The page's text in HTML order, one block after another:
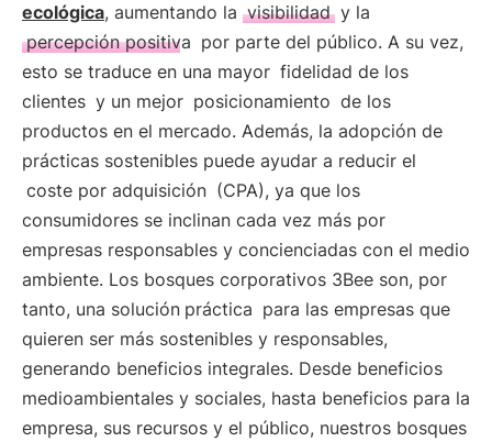
ecológica, aumentando la visibilidad y la
percepción positiva por parte del público. A su vez,
esto se traduce en una mayor fidelidad de los
clientes y un mejor posicionamiento de los
productos en el mercado. Además, la adopción de
prácticas sostenibles puede ayudar a reducir el
coste por adquisición (CPA), ya que los
consumidores se inclinan cada vez más por
empresas responsables y concienciadas con el medio
ambiente. Los bosques corporativos 3Bee son, por
tanto, una solución práctica para las empresas que
quieren ser más sostenibles y responsables,
generando beneficios integrales. Desde beneficios
medioambientales y sociales, hasta beneficios para la
empresa, sus recursos y el público, nuestros bosques